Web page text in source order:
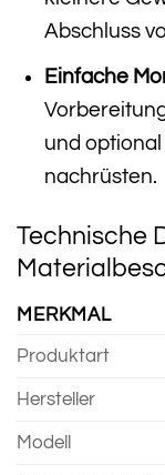
Abschluss
Einfache
und
nachrüsten.
Technische
MERKMAL
Produktart
Hersteller
Modell